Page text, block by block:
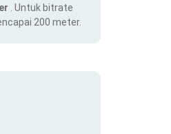
. Untuk bitrate
200 meter.